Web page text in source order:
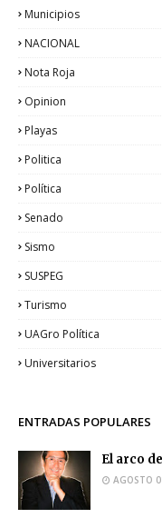
Municipios
NACIONAL
Nota Roja
Opinion
Playas
Politica
Política
Senado
Sismo
SUSPEG
Turismo
UAGro Política
Universitarios
ENTRADAS POPULARES
El arco
AGOSTO